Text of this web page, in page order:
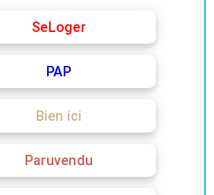
SeLoger
PAP
Bien ici
Paruvendu